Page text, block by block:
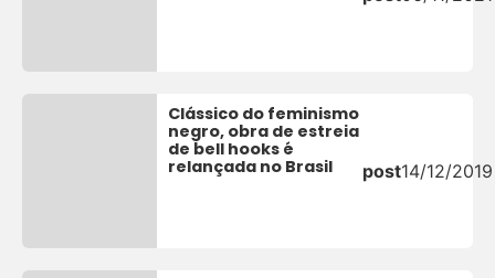
Clássico do feminismo
negro, obra de estreia
de bell hooks é
relançada no Brasil
post14/12/2019